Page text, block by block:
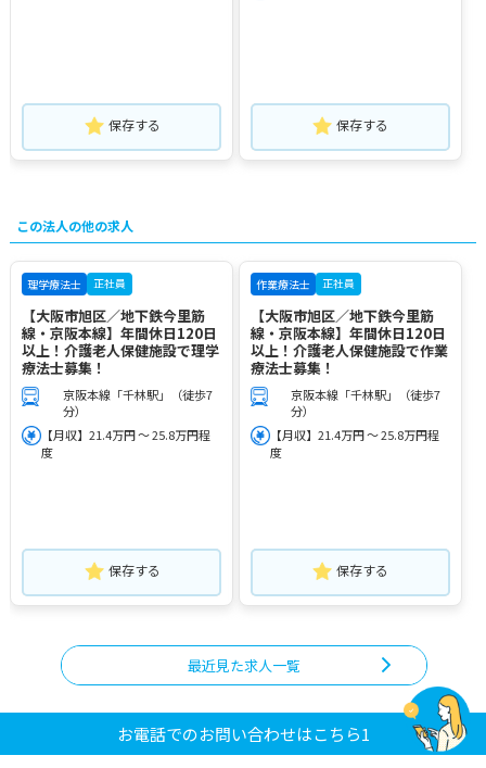
保存する 保存する
この法人の他の求人
理学療法士 正社員
【大阪市旭区／地下鉄今里筋
線・京阪本線】年間休日120日
以上！介護老人保健施設で理学
療法士募集！
京阪本線「千林駅」（徒歩7
分）
【月収】21.4万円 ～ 25.8万円程
度
保存する
作業療法士 正社員
【大阪市旭区／地下鉄今里筋
線・京阪本線】年間休日120日
以上！介護老人保健施設で作業
療法士募集！
京阪本線「千林駅」（徒歩7
分）
【月収】21.4万円 ～ 25.8万円程
度
保存する
最近見た求人一覧
お電話でのお問い合わせはこちら1